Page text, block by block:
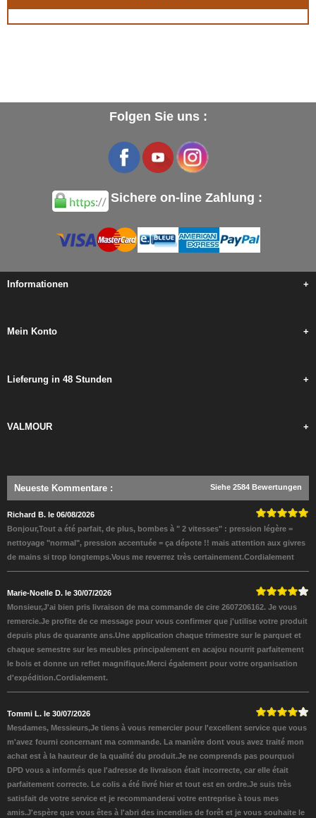
Folgen Sie uns :
Sichere on-line Zahlung :
Informationen +
Mein Konto +
Lieferung in 48 Stunden +
VALMOUR +
Neueste Kommentare : Siehe 2584 Bewertungen
Richard B. le 06/08/2026
Bonjour,Tout a été parfait, de plus, bombes à " 2 vitesses" : pression légère =
nettoyage "normal", pression accentuée = ça dépote !! mais attention aux givres
de mains si trop longtemps.Vous me reverrez très certainement.Cordialement
Marie-Noelle D. le 30/07/2026
Monsieur,J'ai bien pris livraison de ma commande de cire 2607206162. Je vous
remercie.Je profite de ce message pour vous confirmer que j'utilise votre produit
depuis plus de quarante ans.Une application chaque trimestre sur le parquet et
chaque semestre sur les meubles principalement en acajou nourrit parfaitement
le bois et donne un reflet magnifique.Merci également pour votre organisation
d'expédition.Cordialement.
Tommi L. le 30/07/2026
Mesdames, Messieurs,Je tiens à vous remercier pour l'excellent service que vous
m'avez fourni concernant ma commande. La manière dont vous avez traité mon
achat est à la hauteur de la qualité du produit.Je ne comprends pas pourquoi
DPD vous a informés que l'adresse de livraison était incorrecte, car elle était
parfaitement correcte. Le colis a été livré hier et tout est en ordre.Je suis très
satisfait de votre service et je recommanderai votre entreprise à tous mes
amis.J'espère que vous êtes à l'abri des incendies de forêt et je vous souhaite le